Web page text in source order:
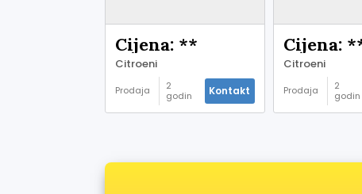
Cijena: **
Citroeni
Prodaja
2
godin
Kontakt
Cijena:
Citroeni
Prodaja
2
godin